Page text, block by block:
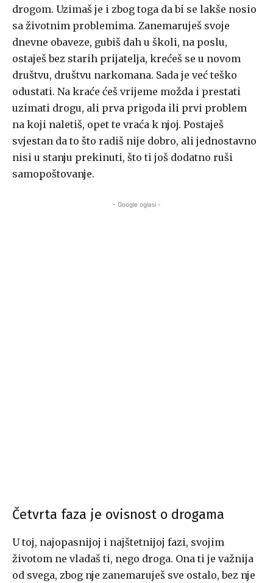
drogom. Uzimaš je i zbog toga da bi se lakše nosio
sa životnim problemima. Zanemaruješ svoje
dnevne obaveze, gubiš dah u školi, na poslu,
ostaješ bez starih prijatelja, krećeš se u novom
društvu, društvu narkomana. Sada je već teško
odustati. Na kraće ćeš vrijeme možda i prestati
uzimati drogu, ali prva prigoda ili prvi problem
na koji naletiš, opet te vraća k njoj. Postaješ
svjestan da to što radiš nije dobro, ali jednostavno
nisi u stanju prekinuti, što ti još dodatno ruši
samopoštovanje.
- Google oglasi -
Četvrta faza je ovisnost o drogama
U toj, najopasnijoj i najštetnijoj fazi, svojim
životom ne vladaš ti, nego droga. Ona ti je važnija
od svega, zbog nje zanemaruješ sve ostalo, bez nje